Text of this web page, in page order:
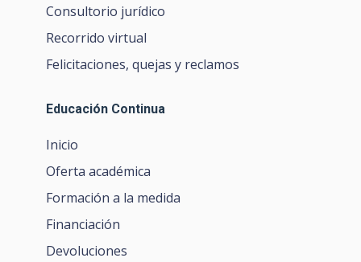
Consultorio jurídico
Recorrido virtual
Felicitaciones, quejas y reclamos
Educación Continua
Inicio
Oferta académica
Formación a la medida
Financiación
Devoluciones